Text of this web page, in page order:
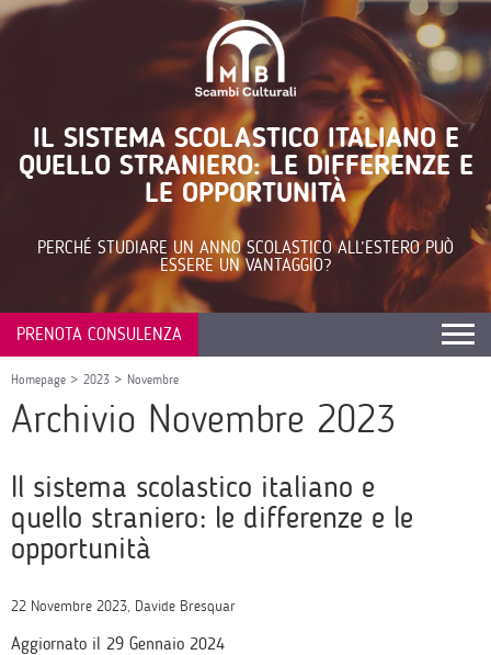
IL SISTEMA SCOLASTICO ITALIANO E
QUELLO STRANIERO: LE DIFFERENZE E
LE OPPORTUNITÀ
PERCHÉ STUDIARE UN ANNO SCOLASTICO ALL’ESTERO PUÒ
ESSERE UN VANTAGGIO?
PRENOTA CONSULENZA
Homepage > 2023 > Novembre
Archivio Novembre 2023
Il sistema scolastico italiano e
quello straniero: le differenze e le
opportunità
22 Novembre 2023, Davide Bresquar
Aggiornato il 29 Gennaio 2024